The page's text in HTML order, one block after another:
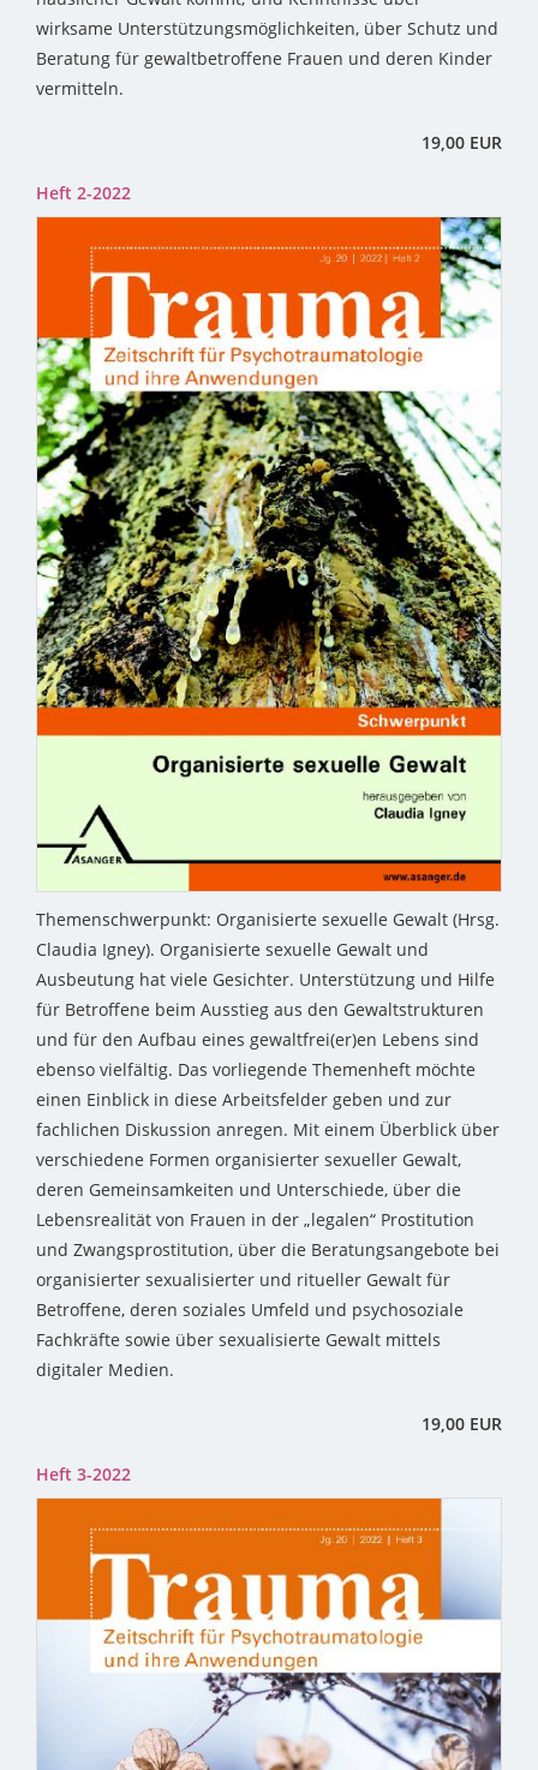
wirksame Unterstützungsmöglichkeiten, über Schutz und
Beratung für gewaltbetroffene Frauen und deren Kinder
vermitteln.
19,00 EUR
Heft 2-2022
Themenschwerpunkt: Organisierte sexuelle Gewalt (Hrsg.
Claudia Igney). Organisierte sexuelle Gewalt und
Ausbeutung hat viele Gesichter. Unterstützung und Hilfe
für Betroffene beim Ausstieg aus den Gewaltstrukturen
und für den Aufbau eines gewaltfrei(er)en Lebens sind
ebenso vielfältig. Das vorliegende Themenheft möchte
einen Einblick in diese Arbeitsfelder geben und zur
fachlichen Diskussion anregen. Mit einem Überblick über
verschiedene Formen organisierter sexueller Gewalt,
deren Gemeinsamkeiten und Unterschiede, über die
Lebensrealität von Frauen in der „legalen“ Prostitution
und Zwangsprostitution, über die Beratungsangebote bei
organisierter sexualisierter und ritueller Gewalt für
Betroffene, deren soziales Umfeld und psychosoziale
Fachkräfte sowie über sexualisierte Gewalt mittels
digitaler Medien.
19,00 EUR
Heft 3-2022